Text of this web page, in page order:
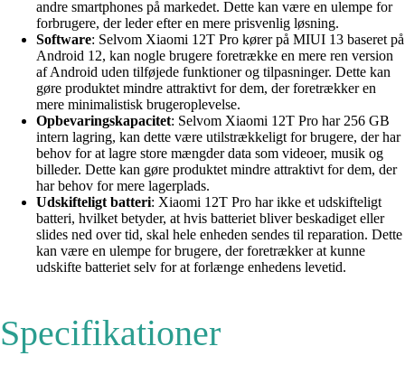
andre smartphones på markedet. Dette kan være en ulempe for
forbrugere, der leder efter en mere prisvenlig løsning.
Software: Selvom Xiaomi 12T Pro kører på MIUI 13 baseret på
Android 12, kan nogle brugere foretrække en mere ren version
af Android uden tilføjede funktioner og tilpasninger. Dette kan
gøre produktet mindre attraktivt for dem, der foretrækker en
mere minimalistisk brugeroplevelse.
Opbevaringskapacitet: Selvom Xiaomi 12T Pro har 256 GB
intern lagring, kan dette være utilstrækkeligt for brugere, der har
behov for at lagre store mængder data som videoer, musik og
billeder. Dette kan gøre produktet mindre attraktivt for dem, der
har behov for mere lagerplads.
Udskifteligt batteri: Xiaomi 12T Pro har ikke et udskifteligt
batteri, hvilket betyder, at hvis batteriet bliver beskadiget eller
slides ned over tid, skal hele enheden sendes til reparation. Dette
kan være en ulempe for brugere, der foretrækker at kunne
udskifte batteriet selv for at forlænge enhedens levetid.
Specifikationer